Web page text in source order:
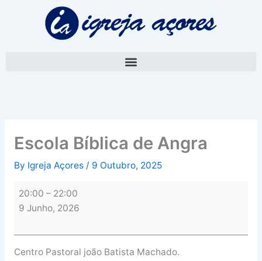
Escola Bíblica de Angra
By Igreja Açores / 9 Outubro, 2025
20:00 – 22:00
9 Junho, 2026
Centro Pastoral joão Batista Machado.